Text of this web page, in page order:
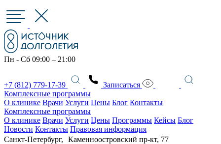
Пн - Сб 09:00 – 21:00
+7 (812) 779-17-39
Записаться
Комплексные программы
О клинике Врачи Услуги Цены Блог Контакты
Комплексные программы
О клинике Врачи Услуги Цены Программы Кейсы Блог
Новости Контакты Правовая информация
Санкт-Петербург, Каменноостровский пр-кт, 77